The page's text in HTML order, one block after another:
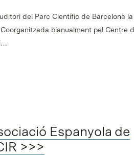
del Parc Científic de Barcelona
bianualment pel Centre
Espanyola de
>>>